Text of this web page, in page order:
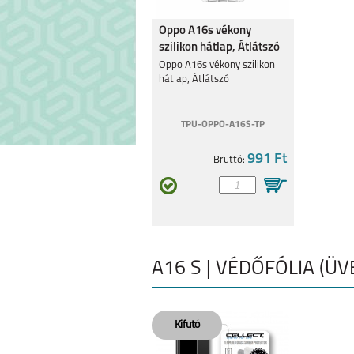
Oppo A16s vékony
szilikon hátlap, Átlátszó
Oppo A16s vékony szilikon
hátlap, Átlátszó
TPU-OPPO-A16S-TP
Bruttó: 991 Ft
A16 S | VÉDŐFÓLIA